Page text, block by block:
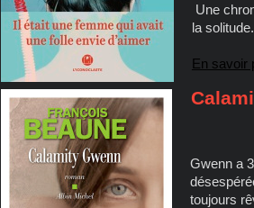
Une
la solitude.
En savoir
Gwenn a
toujours